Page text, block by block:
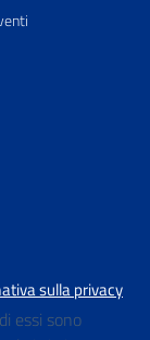
sulla privacy
essi sono